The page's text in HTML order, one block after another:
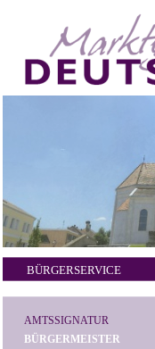
BÜRGERSERVICE
AMTSSIGNATUR
BÜRGERMEISTER